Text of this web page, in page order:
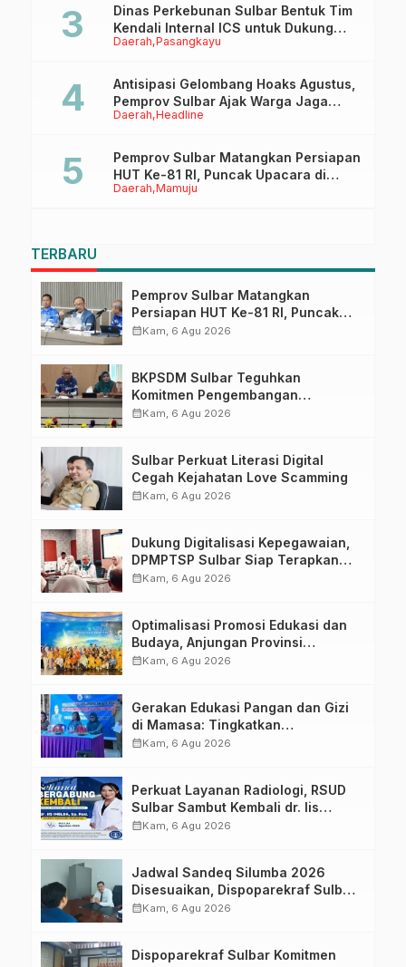
Daerah Pasangkayu
Dinas Perkebunan Sulbar Bentuk Tim
Kendali Internal ICS untuk Dukung
Sertifikasi ISPO Pekebun di
Daerah Headline
Antisipasi Gelombang Hoaks Agustus,
Pemprov Sulbar Ajak Warga Jaga
Ruang Digital
Daerah Mamuju
Pemprov Sulbar Matangkan Persiapan
HUT Ke-81 RI, Puncak Upacara di
Lapangan Ahmad Kirang
TERBARU
Pemprov Sulbar Matangkan
Persiapan HUT Ke-81 RI, Puncak
Upacara di Lapangan Ahmad
calendar_monthKam, 6 Agu 2026
BKPSDM Sulbar Teguhkan
Komitmen Pengembangan
Kompetensi ASN melalui
calendar_monthKam, 6 Agu 2026
Sulbar Perkuat Literasi Digital
Cegah Kejahatan Love Scamming
calendar_monthKam, 6 Agu 2026
Dukung Digitalisasi Kepegawaian,
DPMPTSP Sulbar Siap Terapkan
Aplikasi FLEKSI ASN
calendar_monthKam, 6 Agu 2026
Optimalisasi Promosi Edukasi dan
Budaya, Anjungan Provinsi
Sulawesi Barat Perkuat Kolaborasi
calendar_monthKam, 6 Agu 2026
Gerakan Edukasi Pangan dan Gizi
di Mamasa: Tingkatkan
Pengetahuan dan Keterampilan
calendar_monthKam, 6 Agu 2026
Perkuat Layanan Radiologi, RSUD
Sulbar Sambut Kembali dr. Iis
Imelda, Sp.Rad
calendar_monthKam, 6 Agu 2026
Jadwal Sandeq Silumba 2026
Disesuaikan, Dispoparekraf Sulbar
Pastikan Persiapan Tetap
calendar_monthKam, 6 Agu 2026
Dispoparekraf Sulbar Komitmen